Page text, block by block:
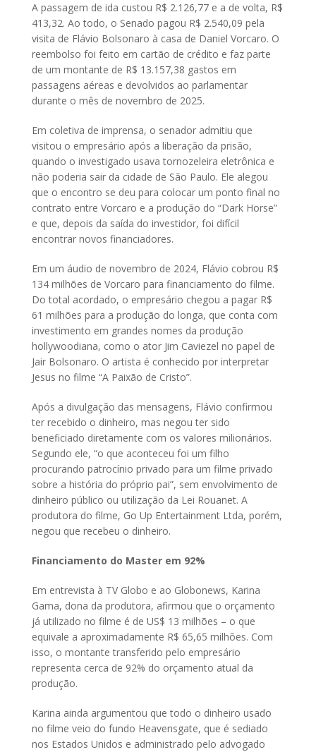
A passagem de ida custou R$ 2.126,77 e a de volta, R$
413,32. Ao todo, o Senado pagou R$ 2.540,09 pela
visita de Flávio Bolsonaro à casa de Daniel Vorcaro. O
reembolso foi feito em cartão de crédito e faz parte
de um montante de R$ 13.157,38 gastos em
passagens aéreas e devolvidos ao parlamentar
durante o mês de novembro de 2025.
Em coletiva de imprensa, o senador admitiu que
visitou o empresário após a liberação da prisão,
quando o investigado usava tornozeleira eletrônica e
não poderia sair da cidade de São Paulo. Ele alegou
que o encontro se deu para colocar um ponto final no
contrato entre Vorcaro e a produção do “Dark Horse”
e que, depois da saída do investidor, foi difícil
encontrar novos financiadores.
Em um áudio de novembro de 2024, Flávio cobrou R$
134 milhões de Vorcaro para financiamento do filme.
Do total acordado, o empresário chegou a pagar R$
61 milhões para a produção do longa, que conta com
investimento em grandes nomes da produção
hollywoodiana, como o ator Jim Caviezel no papel de
Jair Bolsonaro. O artista é conhecido por interpretar
Jesus no filme “A Paixão de Cristo”.
Após a divulgação das mensagens, Flávio confirmou
ter recebido o dinheiro, mas negou ter sido
beneficiado diretamente com os valores milionários.
Segundo ele, “o que aconteceu foi um filho
procurando patrocínio privado para um filme privado
sobre a história do próprio pai”, sem envolvimento de
dinheiro público ou utilização da Lei Rouanet. A
produtora do filme, Go Up Entertainment Ltda, porém,
negou que recebeu o dinheiro.
Financiamento do Master em 92%
Em entrevista à TV Globo e ao Globonews, Karina
Gama, dona da produtora, afirmou que o orçamento
já utilizado no filme é de US$ 13 milhões – o que
equivale a aproximadamente R$ 65,65 milhões. Com
isso, o montante transferido pelo empresário
representa cerca de 92% do orçamento atual da
produção.
Karina ainda argumentou que todo o dinheiro usado
no filme veio do fundo Heavensgate, que é sediado
nos Estados Unidos e administrado pelo advogado